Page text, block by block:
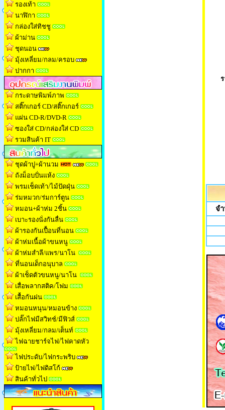
รองเท้า
นาฬิกา
กล่องใส่ทิชช
ผ้าม่าน
ชุดนอน
มุ้งเหลี่ยม/กลม/ครอบ
ปากกา
กระดาษพิมพ์ภาพ
สติ๊กเกอร์ CD/สติ๊กเกอร์
แผ่น CD-R/DVD-R
ซองใส่ CD/กล่องใส่ CD
รวมสินค้า IT
ชุดผ้าปู+ผ้านวม
ถังม็อบปั่นแห้ง
พรมเช็ดเท้า/ไม้ปัดฝุ่น
ร่มหมวก/ร่มการ์ตูน
หมอน+ผ้าห่ม 2ชิ้น
เบาะรองนั่งกันลื่น
ผ้ารองกันเปื้อนที่นอน
ผ้าห่มเนื้อผ้าขนหน
ผ้าห่มสำลี/แพร/นาโน
ที่นอนเด็กอนุบาล
ผ้าเช็ดตัวขนหนู/นาโน
เสื่อพลากสติค/โฟม
เสื้อกันฝน
หมอนหนุน/หมอนข้าง
ปลั๊กไฟมีสวิทช์/มีฟิวส์
มุ้งเหลี่ยม/กลม/เต็นท
ไฟฉายชาร์จไฟ/ไฟคาดหัว
ไฟประดับ/ไฟกระพริบ
ป้ายไฟ/ไฟดิสโก้
สินค้าทั่วไป
จ